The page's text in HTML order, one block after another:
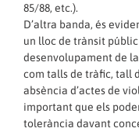
85/88, etc.).
D’altra banda, és
un lloc de trànsit
desenvolupament de
com talls de tràfic, tall
absència d’actes de
important que els
tolerància davant